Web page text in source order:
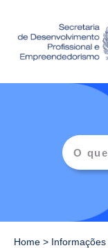
Home > Informações